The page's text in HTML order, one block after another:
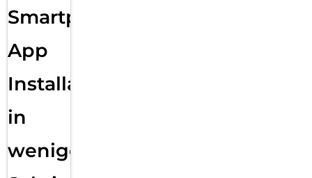
Smartphone
App
Installation
in
wenigen